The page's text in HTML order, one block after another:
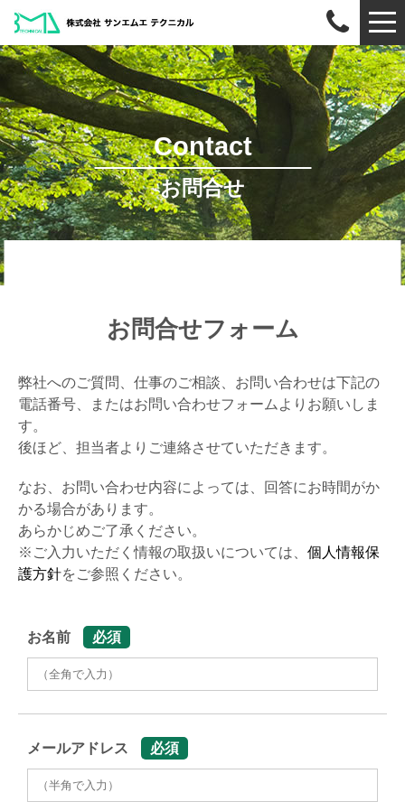
Contact
お問合せ
お問合せフォーム
弊社へのご質問、仕事のご相談、お問い合わせは下記の
電話番号、またはお問い合わせフォームよりお願いしま
す。
後ほど、担当者よりご連絡させていただきます。
なお、お問い合わせ内容によっては、回答にお時間がか
かる場合があります。
あらかじめご了承ください。
※ご入力いただく情報の取扱いについては、 個人情報保
護方針をご参照ください。
お名前 必須
メールアドレス 必須